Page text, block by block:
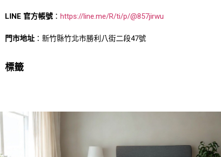
LINE 官方帳號： https://line.me/R/ti/p/@857jirwu
門市地址 ：新竹縣竹北市勝利八街二段47號
標籤